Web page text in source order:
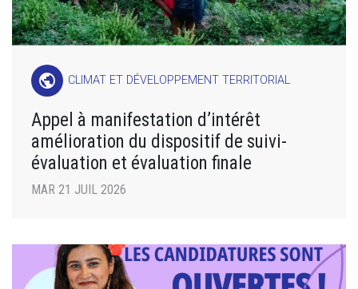
public CLIMAT ET DÉVELOPPEMENT TERRITORIAL
Appel à manifestation d’intérêt
amélioration du dispositif de suivi-
évaluation et évaluation finale
MAR 21 JUIL 2026